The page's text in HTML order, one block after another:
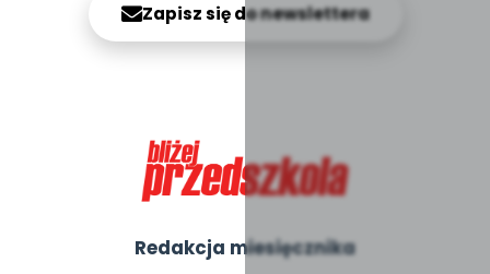
Zapisz się do newslettera
Redakcja miesięcznika